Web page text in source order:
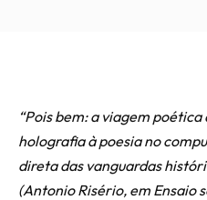
“Pois bem: a viagem
holografia à poesia no
direta das vanguardas
(Antonio Risério, em Ensaio